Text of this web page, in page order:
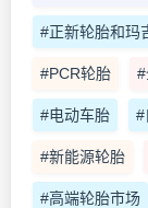
#正新轮胎和玛
#PCR轮胎
#电动车胎 #
#新能源轮胎
#高端轮胎市场